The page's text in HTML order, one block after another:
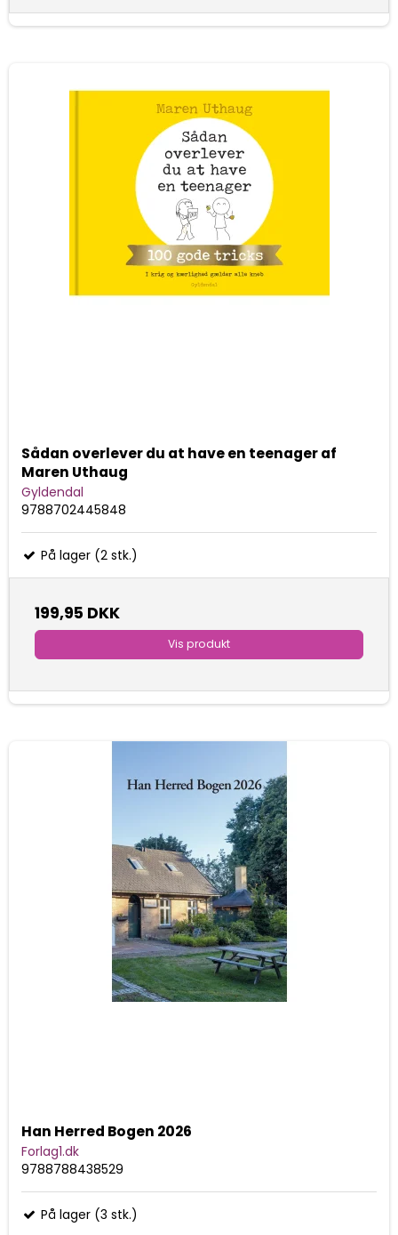
Sådan overlever du at have en teenager af
Maren Uthaug
Gyldendal
9788702445848
På lager (2 stk.)
199,95 DKK
Vis produkt
Han Herred Bogen 2026
Forlag1.dk
9788788438529
På lager (3 stk.)